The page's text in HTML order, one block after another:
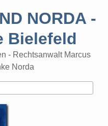
NORDA -
Bielefeld
- Rechtsanwalt Marcus
Norda